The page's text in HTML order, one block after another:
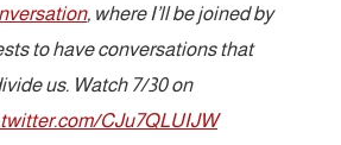
, where I’ll be joined by
to have conversations that
us. Watch 7/30 on
CJu7QLUIJW